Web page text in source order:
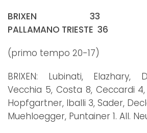
BRIXEN 33
PALLAMANO TRIESTE 36
(primo tempo 20-17)
BRIXEN: Lubinati, Elazhary,
Vecchia 5, Costa 8, Ceccardi
Hopfgartner, Iballi 3, Sader,
Muehloegger, Puntainer 1. All.